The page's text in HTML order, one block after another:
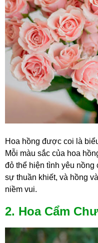
Hoa hồng được coi là
Mỗi màu sắc của hoa
đỏ thể hiện tình yêu nồng
sự thuần khiết, và hồng
niềm vui.
2. Hoa Cẩm